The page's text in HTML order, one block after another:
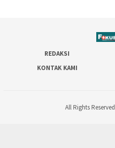
REDAKSI
KONTAK KAMI
All Rights Reserved